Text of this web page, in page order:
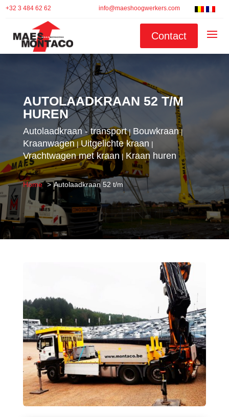
+32 3 484 62 62 info@maeshoogwerkers.com
Contact
AUTOLAADKRAAN 52 T/M
HUREN
Autolaadkraan - transport| Bouwkraan|
Kraanwagen |Uitgelichte kraan |
Vrachtwagen met kraan | Kraan huren
Home Autolaadkraan 52 t/m